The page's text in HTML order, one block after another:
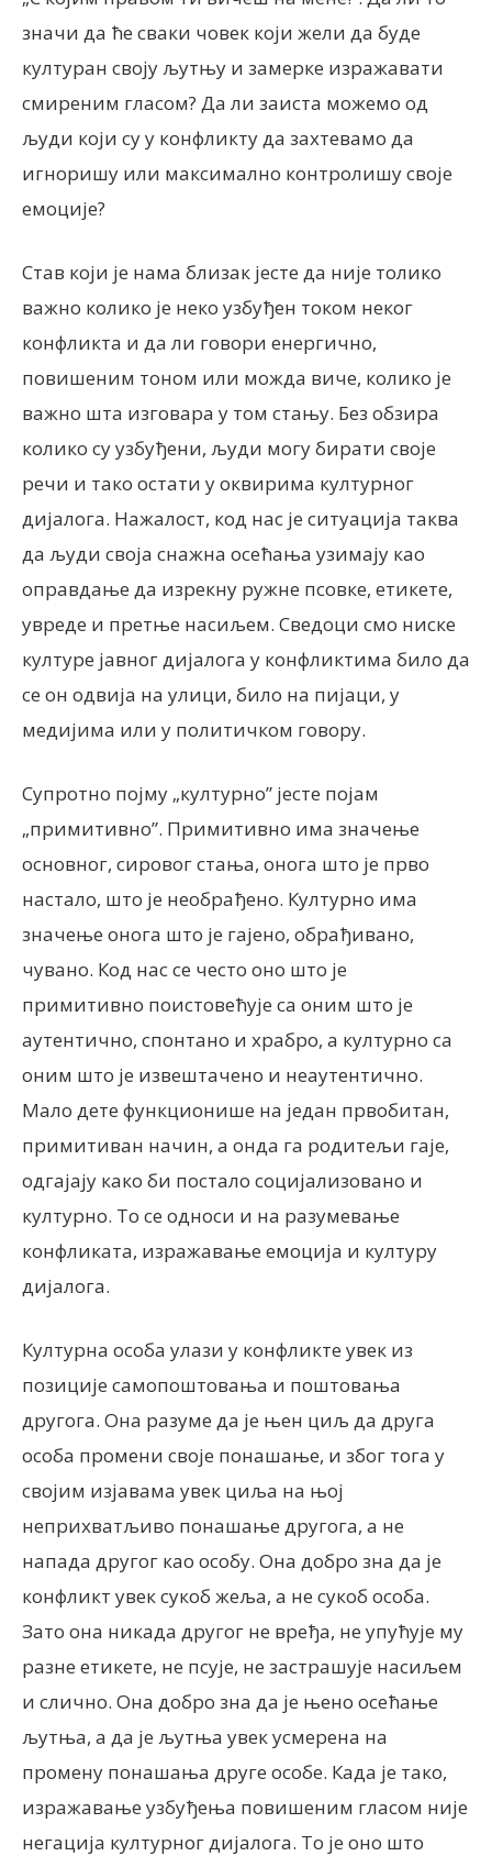
значи да ће сваки човек који жели да буде
културан своју љутњу и замерке изражавати
смиреним гласом? Да ли заиста можемо од
људи који су у конфликту да захтевамо да
игноришу или максимално контролишу своје
емоције?
Став који је нама близак јесте да није толико
важно колико је неко узбуђен током неког
конфликта и да ли говори енергично,
повишеним тоном или можда виче, колико је
важно шта изговара у том стању. Без обзира
колико су узбуђени, људи могу бирати своје
речи и тако остати у оквирима културног
дијалога. Нажалост, код нас је ситуација таква
да људи своја снажна осећања узимају као
оправдање да изрекну ружне псовке, етикете,
увреде и претње насиљем. Сведоци смо ниске
културе јавног дијалога у конфликтима било да
се он одвија на улици, било на пијаци, у
медијима или у политичком говору.
Супротно појму „културно” јесте појам
„примитивно”. Примитивно има значење
основног, сировог стања, онога што је прво
настало, што је необрађено. Културно има
значење онога што је гајено, обрађивано,
чувано. Код нас се често оно што је
примитивно поистовећује са оним што је
аутентично, спонтано и храбро, а културно са
оним што је извештачено и неаутентично.
Мало дете функционише на један првобитан,
примитиван начин, а онда га родитељи гаје,
одгајају како би постало социјализовано и
културно. То се односи и на разумевање
конфликата, изражавање емоција и културу
дијалога.
Културна особа улази у конфликте увек из
позиције самопоштовања и поштовања
другога. Она разуме да је њен циљ да друга
особа промени своје понашање, и због тога у
својим изјавама увек циља на њој
неприхватљиво понашање другога, а не
напада другог као особу. Она добро зна да је
конфликт увек сукоб жеља, а не сукоб особа.
Зато она никада другог не вређа, не упућује му
разне етикете, не псује, не застрашује насиљем
и слично. Она добро зна да је њено осећање
љутња, а да је љутња увек усмерена на
промену понашања друге особе. Када је тако,
изражавање узбуђења повишеним гласом није
негација културног дијалога. То је оно што